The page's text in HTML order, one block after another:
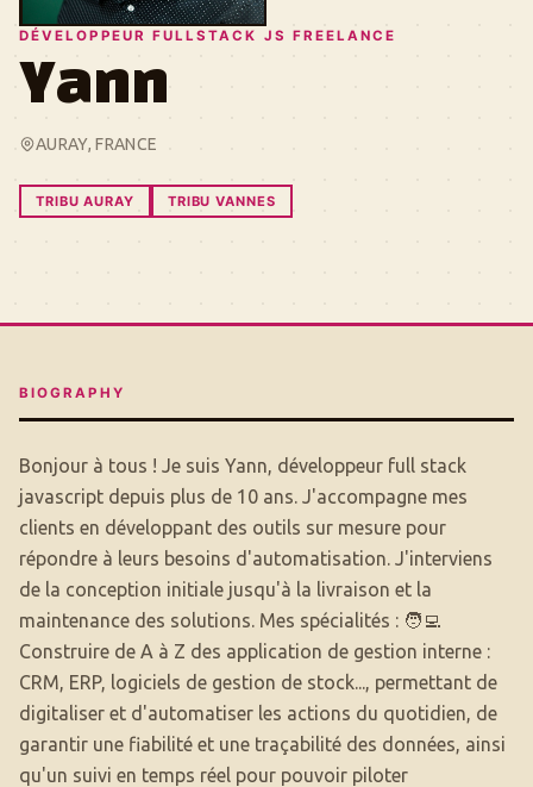
DÉVELOPPEUR FULLSTACK JS FREELANCE
Yann
AURAY, FRANCE
TRIBU AURAY TRIBU VANNES
BIOGRAPHY
Bonjour à tous ! Je suis Yann, développeur full stack
javascript depuis plus de 10 ans. J'accompagne mes
clients en développant des outils sur mesure pour
répondre à leurs besoins d'automatisation. J'interviens
de la conception initiale jusqu'à la livraison et la
maintenance des solutions. Mes spécialités : 🧑‍💻
Construire de A à Z des application de gestion interne :
CRM, ERP, logiciels de gestion de stock..., permettant de
digitaliser et d'automatiser les actions du quotidien, de
garantir une fiabilité et une traçabilité des données, ainsi
qu'un suivi en temps réel pour pouvoir piloter